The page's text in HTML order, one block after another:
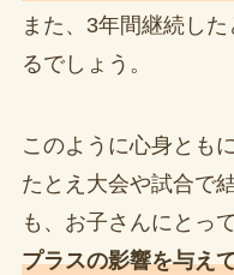
また、3年間継続し
るでしょう。
このように心身とも
たとえ大会や試合で
も、お子さんにとって
プラスの影響を与え